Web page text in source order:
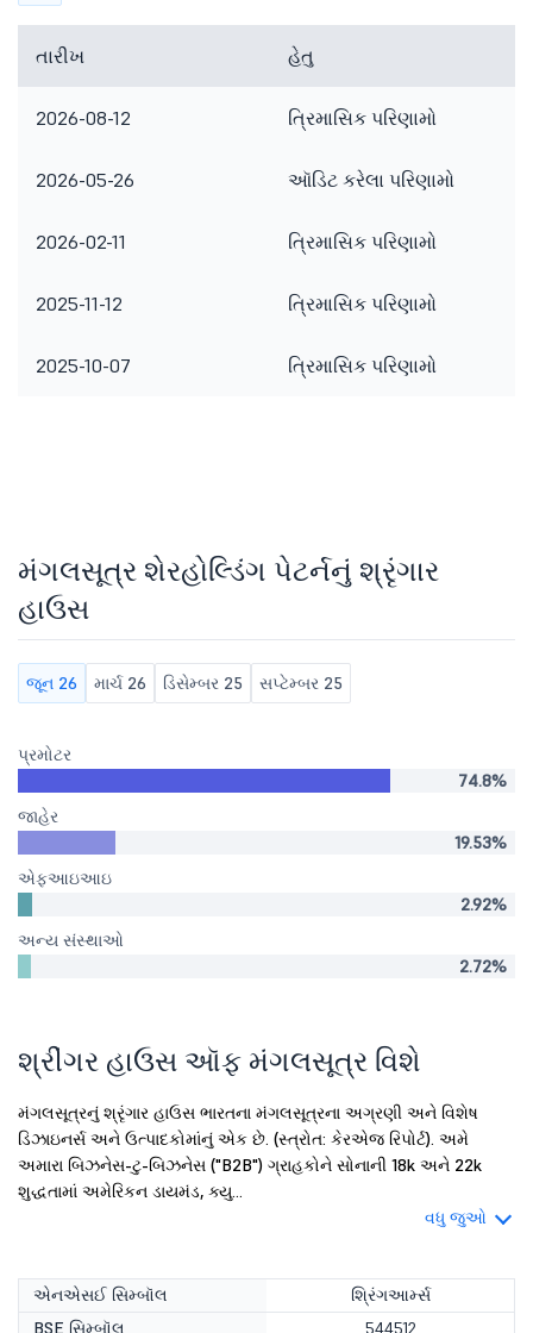
તારીખ હેતુ
2026-08-12 ત્રિમાસિક પરિણામો
2026-05-26 ઑડિટ કરેલા પરિણામો
2026-02-11 ત્રિમાસિક પરિણામો
2025-11-12 ત્રિમાસિક પરિણામો
2025-10-07 ત્રિમાસિક પરિણામો
મંગલસૂત્ર શેરહોલ્ડિંગ પેટર્નનું શ્રૃંગાર
હાઉસ
જૂન 26 માર્ચ 26 ડિસેમ્બર 25 સપ્ટેમ્બર 25
પ્રમોટર
74.8%
જાહેર
19.53%
એફઆઇઆઇ
2.92%
અન્ય સંસ્થાઓ
2.72%
શ્રીંગર હાઉસ ઑફ મંગલસૂત્ર વિશે
મંગલસૂત્રનું શ્રૃંગાર હાઉસ ભારતના મંગલસૂત્રના અગ્રણી અને વિશેષ
ડિઝાઇનર્સ અને ઉત્પાદકોમાંનું એક છે. (સ્ત્રોત: કેરએજ રિપોર્ટ). અમે
અમારા બિઝનેસ-ટુ-બિઝનેસ ("B2B") ગ્રાહકોને સોનાની 18k અને 22k
શુદ્ધતામાં અમેરિકન ડાયમંડ, ક્યુ...
વધુ જુઓ
એનએસઈ સિમ્બૉલ
શ્રિંગઆર્મ્સ
BSE સિમ્બૉલ
544512